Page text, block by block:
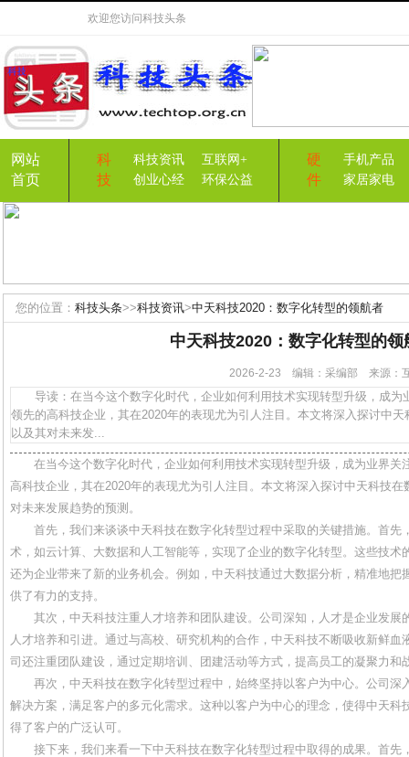
欢迎您访问科技头条
网站
首页
科
技
科技资讯
互联网+
创业心经
环保公益
硬
件
手机产品
家居家电
您的位置： 科技头条>>科技资讯>中天科技2020：数字化转型的领航者
中天科技2020：数字化转型的领
2026-2-23 编辑：采编部 来源
导读：在当今这个数字化时代，企业如何利用技术实现转型升级，成为
领先的高科技企业，其在2020年的表现尤为引人注目。本文将深入探讨中
以及其对未来发...
在当今这个数字化时代，企业如何利用技术实现转型升级，成为业界关
高科技企业，其在2020年的表现尤为引人注目。本文将深入探讨中天科技
对未来发展趋势的预测。
首先，我们来谈谈中天科技在数字化转型过程中采取的关键措施。首先
术，如云计算、大数据和人工智能等，实现了企业的数字化转型。这些技术
还为企业带来了新的业务机会。例如，中天科技通过大数据分析，精准地把
供了有力的支持。
其次，中天科技注重人才培养和团队建设。公司深知，人才是企业发展
人才培养和引进。通过与高校、研究机构的合作，中天科技不断吸收新鲜血
司还注重团队建设，通过定期培训、团建活动等方式，提高员工的凝聚力和
再次，中天科技在数字化转型过程中，始终坚持以客户为中心。公司深
解决方案，满足客户的多元化需求。这种以客户为中心的理念，使得中天科
得了客户的广泛认可。
接下来，我们来看一下中天科技在数字化转型过程中取得的成果。首先